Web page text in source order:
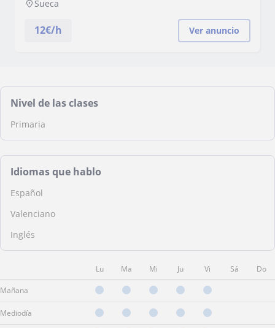
Sueca
12€/h Ver anuncio
Nivel de las clases
Primaria
Idiomas que hablo
Español
Valenciano
Inglés
Lu Ma Mi Ju Vi Sá Do
Mañana
Mediodía